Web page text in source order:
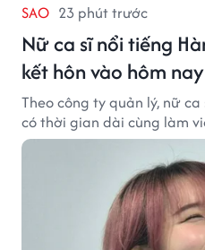
SAO 23 phút trước
Nữ ca sĩ nổi tiếng
kết hôn vào hôm
Theo công ty quản lý, nữ
có thời gian dài cùng làm